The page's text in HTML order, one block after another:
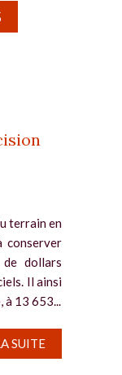
terrain en
conserver
de dollars
Il ainsi
à 13 653...
SUITE